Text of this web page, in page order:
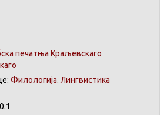
печатња Краљевскаго
Филологија. Лингвистика